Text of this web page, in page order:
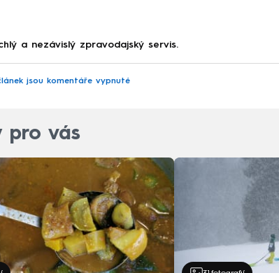
a nezávislý zpravodajský servis.
jsou komentáře vypnuté
pro vás